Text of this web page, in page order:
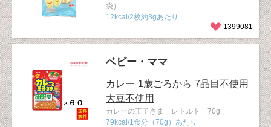
袋）
12kcal/2枚約3gあたり
1399081
ベビー・ママ
カレー 1歳ごろから 7品目不使用
大豆不使用
カレーの王子さま レトルト 70g
79kcal/1食分（70g）あたり